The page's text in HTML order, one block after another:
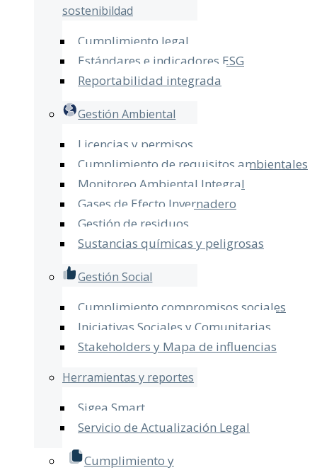
sostenibildad
Cumplimiento legal
Estándares e indicadores ESG
Reportabilidad integrada
Gestión Ambiental
Licencias y permisos
Cumplimiento de requisitos ambientales
Monitoreo Ambiental Integral
Gases de Efecto Invernadero
Gestión de residuos
Sustancias químicas y peligrosas
Gestión Social
Cumplimiento compromisos sociales
Iniciativas Sociales y Comunitarias
Stakeholders y Mapa de influencias
Herramientas y reportes
Sigea Smart
Servicio de Actualización Legal​
Cumplimiento y